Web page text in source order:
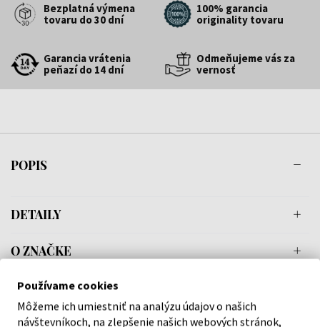
Bezplatná výmena
tovaru do 30 dní
100% garancia
originality tovaru
Garancia vrátenia
peňazí do 14 dní
Odmeňujeme vás za
vernosť
POPIS
DETAILY
O ZNAČKE
Používame cookies
Môžeme ich umiestniť na analýzu údajov o našich
návštevníkoch, na zlepšenie našich webových stránok,